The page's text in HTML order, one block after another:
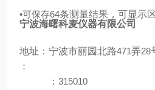
•可保存64条测量结果，可显示
宁波海曙科麦仪器有限公司
地址：宁波市丽园北路471弄28
：
： 315010